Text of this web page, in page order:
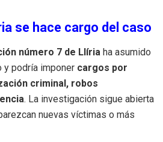
se hace cargo del caso
número 7 de Llíria ha asumido
y podría imponer cargos por
criminal, robos
. La investigación sigue abierta
nuevas víctimas o más